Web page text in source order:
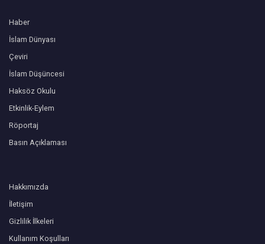
Haber
İslam Dünyası
Çeviri
İslam Düşüncesi
Haksöz Okulu
Etkinlik-Eylem
Röportaj
Basın Açıklaması
Hakkımızda
İletişim
Gizlilik İlkeleri
Kullanım Koşulları